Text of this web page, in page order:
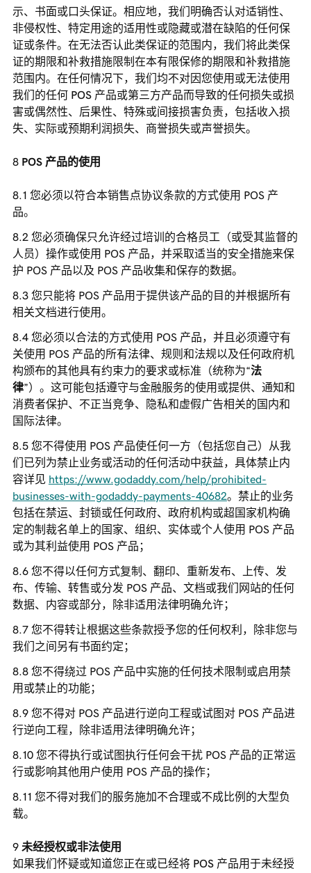
示、书面或口头保证。相应地，我们明确否认对适销性、
非侵权性、特定用途的适用性或隐藏或潜在缺陷的任何保
证或条件。在无法否认此类保证的范围内，我们将此类保
证的期限和补救措施限制在本有限保修的期限和补救措施
范围内。在任何情况下，我们均不对因您使用或无法使用
我们的任何 POS 产品或第三方产品而导致的任何损失或损
害或偶然性、后果性、特殊或间接损害负责，包括收入损
失、实际或预期利润损失、商誉损失或声誉损失。
POS 产品的使用
您必须以符合本销售点协议条款的方式使用 POS 产
品。
您必须确保只允许经过培训的合格员工（或受其监督的
人员）操作或使用 POS 产品，并采取适当的安全措施来保
护 POS 产品以及 POS 产品收集和保存的数据。
您只能将 POS 产品用于提供该产品的目的并根据所有
相关文档进行使用。
您必须以合法的方式使用 POS 产品，并且必须遵守有
关使用 POS 产品的所有法律、规则和法规以及任何政府机
构颁布的其他具有约束力的要求或标准（统称为“法
律”）。这可能包括遵守与金融服务的使用或提供、通知和
消费者保护、不正当竞争、隐私和虚假广告相关的国内和
国际法律。
您不得使用 POS 产品使任何一方（包括您自己）从我
们已列为禁止业务或活动的任何活动中获益，具体禁止内
容详见 https://www.godaddy.com/help/prohibited-
businesses-with-godaddy-payments-40682。禁止的业务
包括在禁运、封锁或任何政府、政府机构或超国家机构确
定的制裁名单上的国家、组织、实体或个人使用 POS 产品
或为其利益使用 POS 产品；
您不得以任何方式复制、翻印、重新发布、上传、发
布、传输、转售或分发 POS 产品、文档或我们网站的任何
数据、内容或部分，除非适用法律明确允许；
您不得转让根据这些条款授予您的任何权利，除非您与
我们之间另有书面约定；
您不得绕过 POS 产品中实施的任何技术限制或启用禁
用或禁止的功能；
您不得对 POS 产品进行逆向工程或试图对 POS 产品进
行逆向工程，除非适用法律明确允许；
您不得执行或试图执行任何会干扰 POS 产品的正常运
行或影响其他用户使用 POS 产品的操作；
您不得对我们的服务施加不合理或不成比例的大型负
载。
未经授权或非法使用
如果我们怀疑或知道您正在或已经将 POS 产品用于未经授